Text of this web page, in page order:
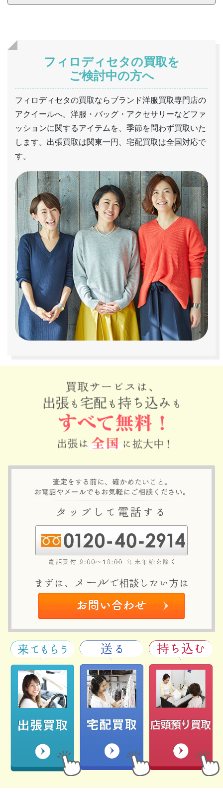
フィロディセタの買取を
ご検討中の方へ
フィロディセタの買取ならブランド洋服買取専門店の
アクイールへ。洋服・バッグ・アクセサリーなどファ
ッションに関するアイテムを、季節を問わず買取いた
します。出張買取は関東一円、宅配買取は全国対応で
す。